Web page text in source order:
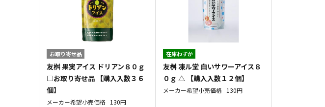
お取り寄せ品
友桝 果実アイス ドリアン８０ｇ
□お取り寄せ品 【購入入数３６
個】
メーカー希望小売価格 130円
在庫わずか
友桝 凍ル堂 白いサワーアイス８
０ｇ △ 【購入入数１２個】
メーカー希望小売価格 130円